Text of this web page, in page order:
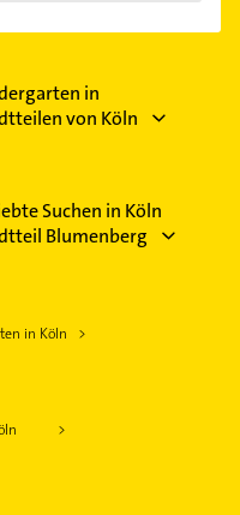
in
von Köln
Suchen in Köln
Blumenberg
in Köln